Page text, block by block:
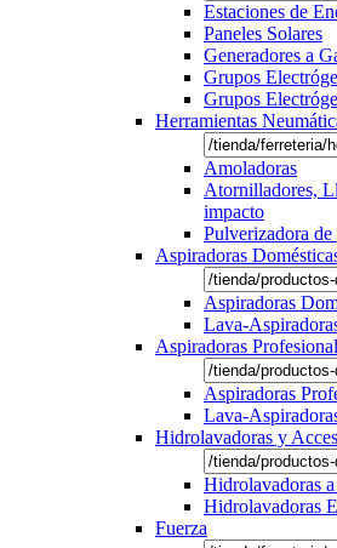
Estaciones de
Paneles Solares
Generadores a
Grupos
Grupos
Herramientas
Amoladoras
Atornilladores,
impacto
Pulverizadora
Aspiradoras
Aspiradoras
Lava-
Aspiradoras
Aspiradoras
Lava-
Hidrolavadoras y
Hidrolavadoras
Hidrolavadoras
Fuerza